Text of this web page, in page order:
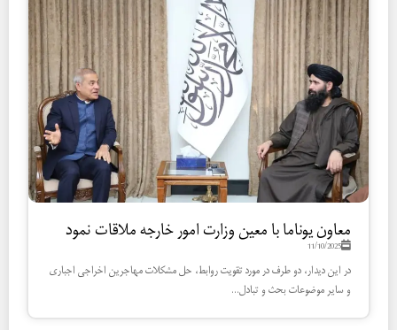
معاون یوناما با معین وزارت امور خارجه ملاقات نمود
11/10/2025
در این دیدار، دو طرف در مورد تقویت روابط، حل مشکلات مهاجرین اخراجی اجباری
و سایر موضوعات بحث و تبادل...